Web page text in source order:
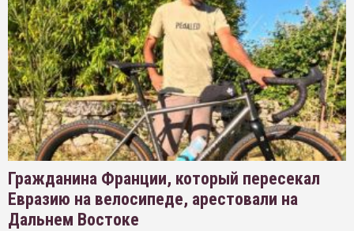
Гражданина Франции, который пересекал
Евразию на велосипеде, арестовали на
Дальнем Востоке